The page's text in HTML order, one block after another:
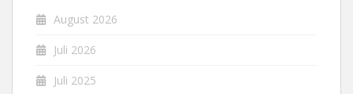
August 2026
Juli 2026
Juli 2025